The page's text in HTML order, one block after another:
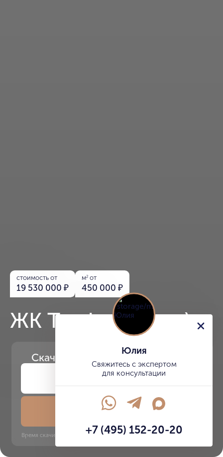
стоимость от
19 530 000₽
м2 от
450 000₽
ЖК Twelve (Твелв)
Скачайте презентацию проекта
Скачать презентацию
Время скачивания: 6 секунд | PDF, 13 MB | Обновлён 3 июня 2022
Юлия
Свяжитесь с экспертом
для консультации
+7 (495) 152-20-20